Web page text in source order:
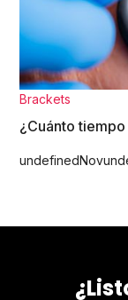
Brackets
¿Cuánto
undefinedNov